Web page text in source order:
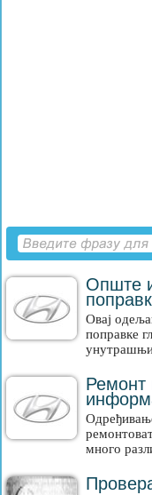
Опште
Овај
поправке
много